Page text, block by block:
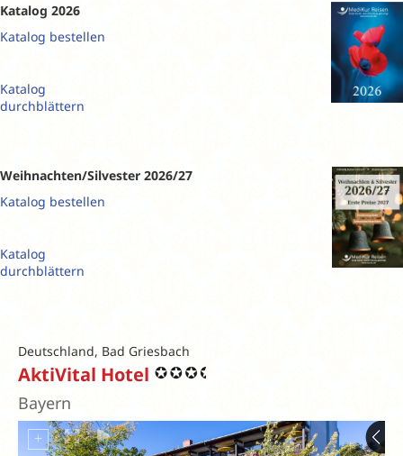
Katalog 2026
Katalog bestellen
Katalog
durchblättern
Weihnachten/Silvester 2026/27
Katalog bestellen
Katalog
durchblättern
Deutschland, Bad Griesbach
AktiVital Hotel
Bayern